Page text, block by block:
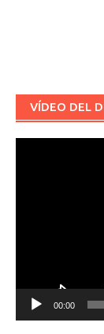
VÍDEO DEL
00:00